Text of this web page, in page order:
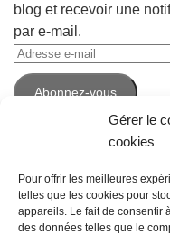
Gérer le
cookies
Pour offrir les meilleures
telles que les cookies pour
appareils. Le fait de consentir
des données telles que le
blog et recevoir une
par e-mail.
Adresse
e-
mailAbonnez-vous